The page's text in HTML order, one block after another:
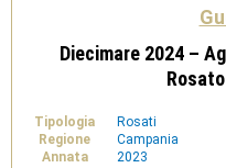
Diecimare 2024 –
Tipologia
Rosati
Regione
Campania
Annata
2023